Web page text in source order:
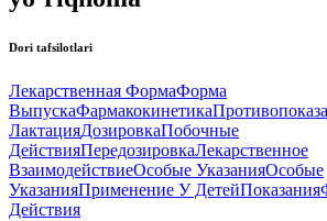
Dori tafsilotlari
Лекарственная ФормаФорма
ВыпускаФармакокинетика
ЛактацияДозировкаПобочные
ДействияПередозировкаЛекарственное
ВзаимодействиеОсобые УказанияОсобые
УказанияПрименение У ДетейПоказания
Действия